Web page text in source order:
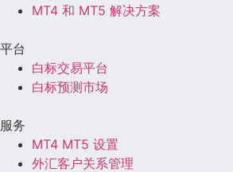
MT4 和 MT5 解决方案
平台
白标交易平台
白标预测市场
服务
MT4 MT5 设置
外汇客户关系管理